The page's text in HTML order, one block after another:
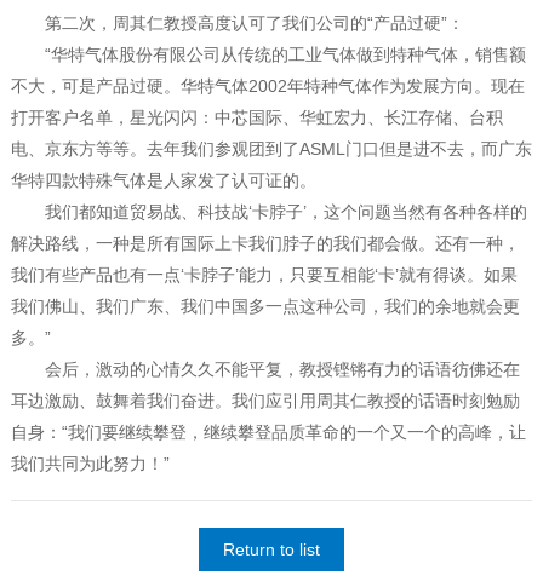
第二次，周其仁教授高度认可了我们公司的“产品过硬”：
“华特气体股份有限公司从传统的工业气体做到特种气体，销售额
不大，可是产品过硬。华特气体2002年特种气体作为发展方向。现在
打开客户名单，星光闪闪：中芯国际、华虹宏力、长江存储、台积
电、京东方等等。去年我们参观团到了ASML门口但是进不去，而广东
华特四款特殊气体是人家发了认可证的。
我们都知道贸易战、科技战‘卡脖子’，这个问题当然有各种各样的
解决路线，一种是所有国际上卡我们脖子的我们都会做。还有一种，
我们有些产品也有一点‘卡脖子’能力，只要互相能‘卡’就有得谈。如果
我们佛山、我们广东、我们中国多一点这种公司，我们的余地就会更
多。”
会后，激动的心情久久不能平复，教授铿锵有力的话语彷佛还在
耳边激励、鼓舞着我们奋进。我们应引用周其仁教授的话语时刻勉励
自身：“我们要继续攀登，继续攀登品质革命的一个又一个的高峰，让
我们共同为此努力！”
Return to list